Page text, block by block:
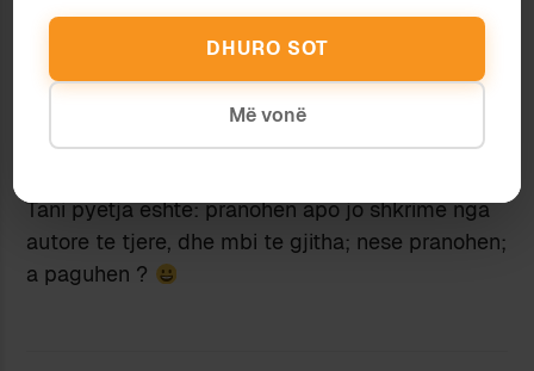
Kur shkova tek info; rreth nesh, lexova qe faqja
do kete shkrime vetem nga autoret, emrat e te
cileve jane shkruar ne te djathte te ekranit,
ndersa ne nje vend tjeter, thuhej se pranoheshin
shkrime nga autore te tjere kundrejt nje
Tani pyetja eshte: pranohen apo jo shkrime nga
autore te tjere, dhe mbi te gjitha; nese pranohen;
a paguhen ?
DHURO SOT
Më vonë